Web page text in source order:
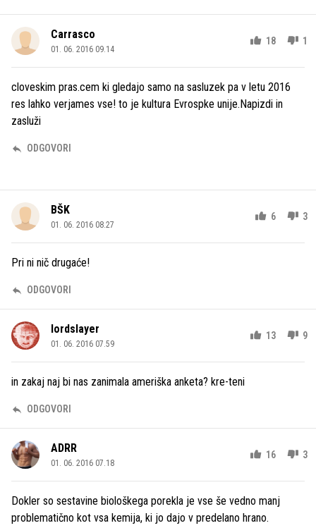
Carrasco
01. 06. 2016 09.14
18 1
cloveskim pras.cem ki gledajo samo na sasluzek pa v letu 2016
res lahko verjames vse! to je kultura Evrospke unije.Napizdi in
zasluži
ODGOVORI
BŠK
01. 06. 2016 08.27
6 3
Pri ni nič drugaće!
ODGOVORI
lordslayer
01. 06. 2016 07.59
13 9
in zakaj naj bi nas zanimala ameriška anketa? kre-teni
ODGOVORI
ADRR
01. 06. 2016 07.18
16 3
Dokler so sestavine biološkega porekla je vse še vedno manj
problematično kot vsa kemija, ki jo dajo v predelano hrano.